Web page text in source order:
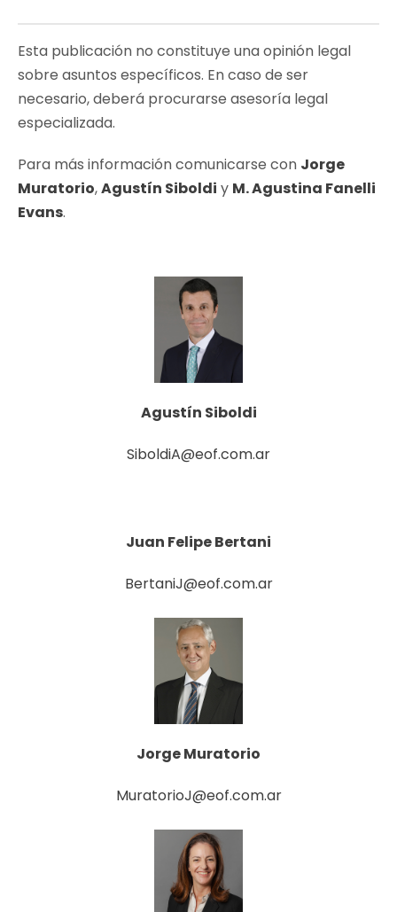
Esta publicación no constituye una opinión legal
sobre asuntos específicos. En caso de ser
necesario, deberá procurarse asesoría legal
especializada.
Para más información comunicarse con Jorge
Muratorio,Agustín Siboldi y M. Agustina Fanelli
Evans.
Agustín Siboldi
SiboldiA@eof.com.ar
Juan Felipe Bertani
BertaniJ@eof.com.ar
Jorge Muratorio
MuratorioJ@eof.com.ar